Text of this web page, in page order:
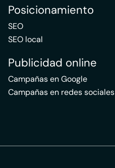
Posicionamiento
SEO
SEO local
Publicidad online
Campañas en Google
Campañas en redes sociales